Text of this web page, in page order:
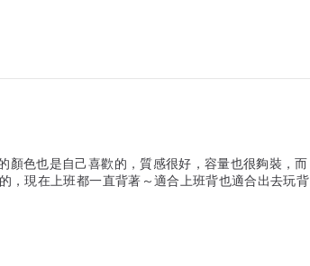
顏色也是自己喜歡的，質感很好，容量也很夠裝，而
，現在上班都一直背著～適合上班背也適合出去玩背